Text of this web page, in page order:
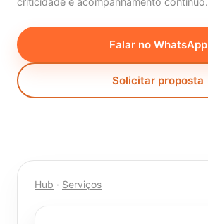
Falar no WhatsApp
Solicitar proposta
Hub · Serviços